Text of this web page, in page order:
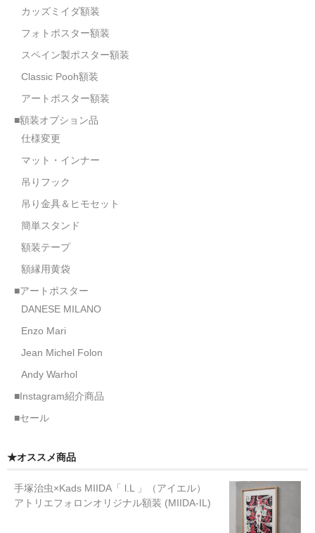
カッズミイダ額装
フォトポスター額装
スペイン製ポスター額装
Classic Pooh額装
アートポスター額装
■額装オプション品
仕様変更
マット・インナー
吊りフック
吊り金具＆ヒモセット
簡単スタンド
額装テープ
額縁用黄袋
■アートポスター
DANESE MILANO
Enzo Mari
Jean Michel Folon
Andy Warhol
■Instagram紹介商品
■セール
★オススメ商品
手塚治虫×Kads MIIDA「 l.L 」（アイエル）
アトリエフォロンオリジナル額装 (MIIDA-IL)